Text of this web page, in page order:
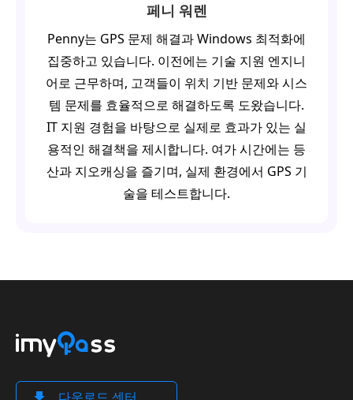
페니 워렌
Penny는 GPS 문제 해결과 Windows 최적화에
집중하고 있습니다. 이전에는 기술 지원 엔지니
어로 근무하며, 고객들이 위치 기반 문제와 시스
템 문제를 효율적으로 해결하도록 도왔습니다.
IT 지원 경험을 바탕으로 실제로 효과가 있는 실
용적인 해결책을 제시합니다. 여가 시간에는 등
산과 지오캐싱을 즐기며, 실제 환경에서 GPS 기
술을 테스트합니다.